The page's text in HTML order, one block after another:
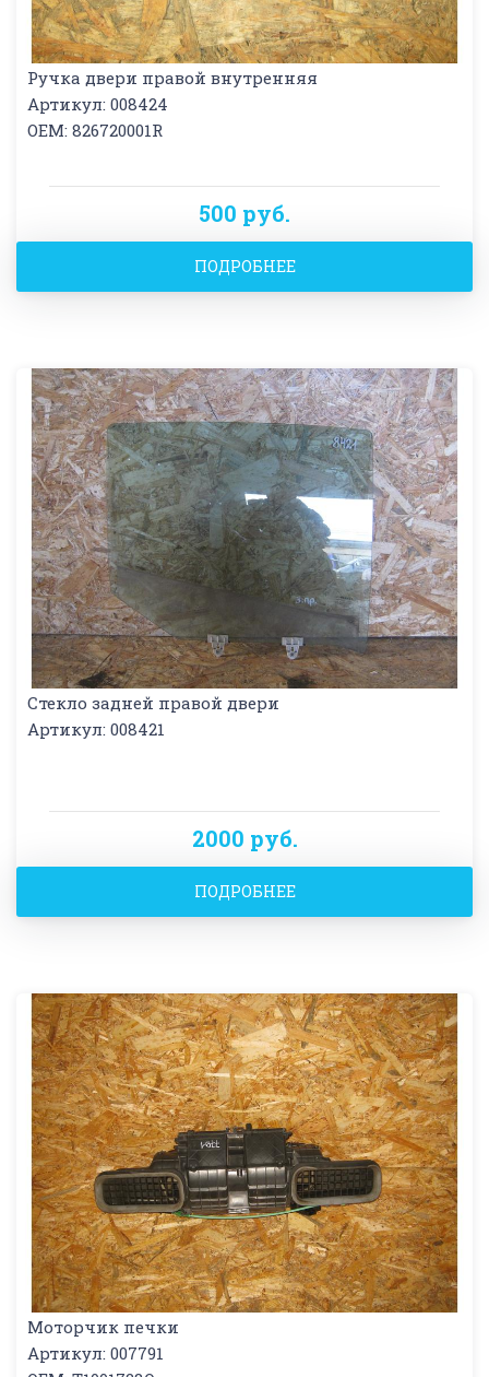
Ручка двери правой внутренняя
Артикул: 008424
OEM: 826720001R
500 руб.
ПОДРОБНЕЕ
Стекло задней правой двери
Артикул: 008421
2000 руб.
ПОДРОБНЕЕ
Моторчик печки
Артикул: 007791